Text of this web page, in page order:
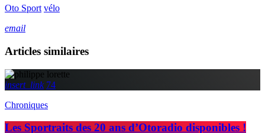
Oto Sport vélo
email
Articles similaires
insert_link 74
Chroniques
Les Sportraits des 20 ans d’Otoradio disponibles !